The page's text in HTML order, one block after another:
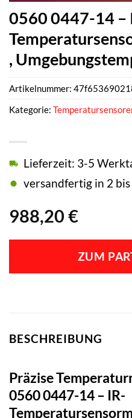
0560 0447-14 –
,
988,20 €
Lieferzeit: 3-5
versandfertig in 2
ZUM
Artikelnummer:
Kategorie:
BESCHREIBUNG
Präzise
0560 0447-14 – IR-